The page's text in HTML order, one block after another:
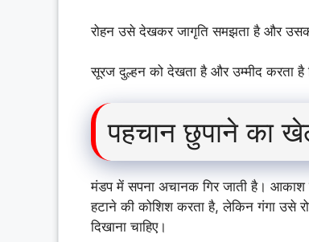
रोहन उसे देखकर जागृति समझता है और
सूरज दुल्हन को देखता है और उम्मीद करता है
पहचान छुपाने का
मंडप में सपना अचानक गिर जाती है।
हटाने की कोशिश करता है, लेकिन गंगा उसे
दिखाना चाहिए।